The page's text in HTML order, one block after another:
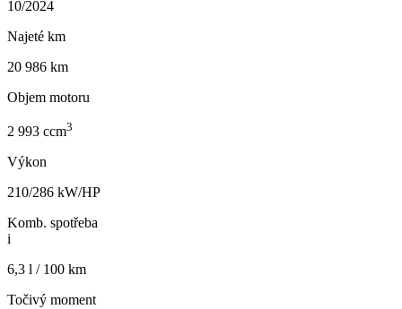
10/2024
Najeté km
20 986 km
Objem motoru
2 993 ccm3
Výkon
210/286 kW/HP
Komb. spotřeba
i
6,3 l / 100 km
Točivý moment